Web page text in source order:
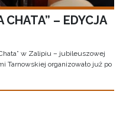
CHATA” – EDYCJA
w Zalipiu – jubileuszowej
organizowało już po